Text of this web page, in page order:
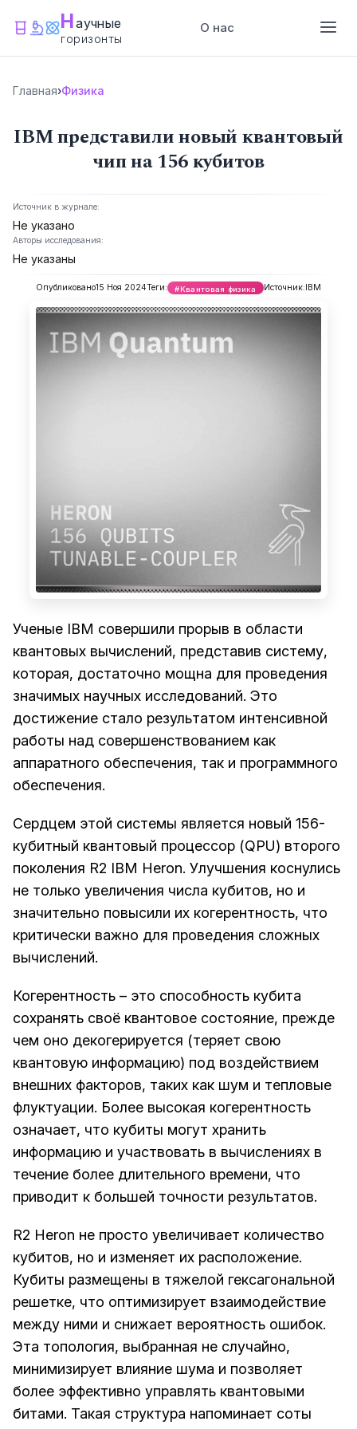
Научные
горизонты
О нас
Главная›Физика
IBM представили новый квантовый
чип на 156 кубитов
Источник в журнале:
Не указано
Авторы исследования:
Не указаны
Опубликовано15 Ноя 2024Теги: #Квантовая физика Источник:IBM
Ученые IBM совершили прорыв в области
квантовых вычислений, представив систему,
которая, достаточно мощна для проведения
значимых научных исследований. Это
достижение стало результатом интенсивной
работы над совершенствованием как
аппаратного обеспечения, так и программного
обеспечения.
Сердцем этой системы является новый 156-
кубитный квантовый процессор (QPU) второго
поколения R2 IBM Heron. Улучшения коснулись
не только увеличения числа кубитов, но и
значительно повысили их когерентность, что
критически важно для проведения сложных
вычислений.
Когерентность – это способность кубита
сохранять своё квантовое состояние, прежде
чем оно декогерируется (теряет свою
квантовую информацию) под воздействием
внешних факторов, таких как шум и тепловые
флуктуации. Более высокая когерентность
означает, что кубиты могут хранить
информацию и участвовать в вычислениях в
течение более длительного времени, что
приводит к большей точности результатов.
R2 Heron не просто увеличивает количество
кубитов, но и изменяет их расположение.
Кубиты размещены в тяжелой гексагональной
решетке, что оптимизирует взаимодействие
между ними и снижает вероятность ошибок.
Эта топология, выбранная не случайно,
минимизирует влияние шума и позволяет
более эффективно управлять квантовыми
битами. Такая структура напоминает соты